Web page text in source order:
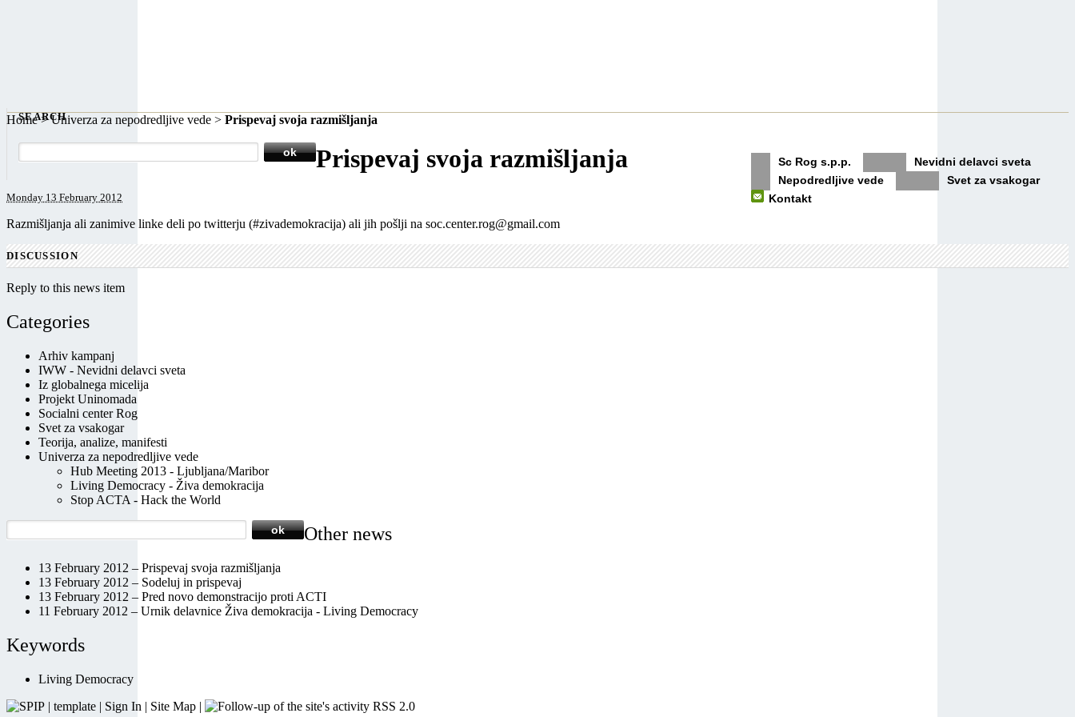
SEARCH
Sc Rog s.p.p.
Nevidni delavci sveta
Nepodredljive vede
Svet za vsakogar
Kontakt
Home>Univerza za nepodredljive vede > Prispevaj svoja razmišljanja
Prispevaj svoja razmišljanja
Monday 13 February 2012
Razmišljanja ali zanimive linke deli po twitterju (#zivademokracija) ali jih pošlji na soc.center.rog@gmail.com
DISCUSSION
Reply to this news item
Categories
Arhiv kampanj
IWW - Nevidni delavci sveta
Iz globalnega micelija
Projekt Uninomada
Socialni center Rog
Svet za vsakogar
Teorija, analize, manifesti
Univerza za nepodredljive vede
Hub Meeting 2013 - Ljubljana/Maribor
Living Democracy - Živa demokracija
Stop ACTA - Hack the World
Other news
13 February 2012 – Prispevaj svoja razmišljanja
13 February 2012 – Sodeluj in prispevaj
13 February 2012 – Pred novo demonstracijo proti ACTI
11 February 2012 – Urnik delavnice Živa demokracija - Living Democracy
Keywords
Living Democracy
| template | Sign In | Site Map | RSS 2.0